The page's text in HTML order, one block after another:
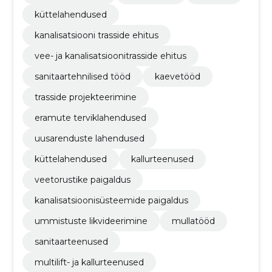
küttelahendused
kanalisatsiooni trasside ehitus
vee- ja kanalisatsioonitrasside ehitus
sanitaartehnilised tööd
kaevetööd
trasside projekteerimine
eramute terviklahendused
uusarenduste lahendused
küttelahendused
kallurteenused
veetorustike paigaldus
kanalisatsioonisüsteemide paigaldus
ummistuste likvideerimine
mullatööd
sanitaarteenused
multilift- ja kallurteenused